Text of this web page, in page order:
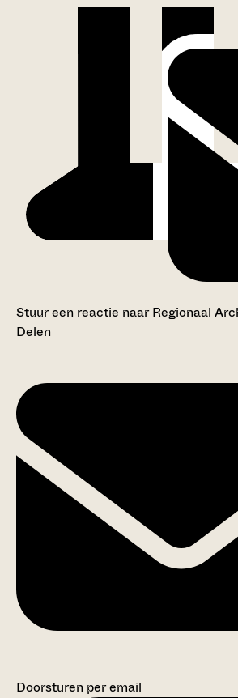
Stuur een reactie naar Regionaal
Delen
Doorsturen per email